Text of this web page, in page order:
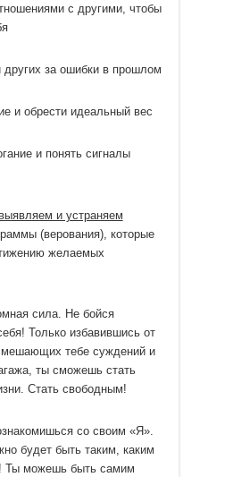
с другими, чтобы
других за ошибки в прошлом
и обрести идеальный вес
и понять сигналы
и устраняем
(верования), которые
желаемых
сила. Не бойся
Только избавившись от
мешающих тебе суждений и
ты сможешь стать
Стать свободным!
со своим «Я».
будет быть таким, каким
Ты можешь быть самим